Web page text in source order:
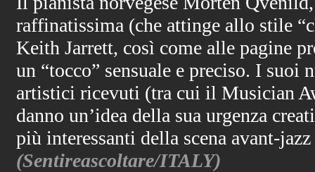
raffinatissima (che attinge allo stile
Keith Jarrett, così come alle pagine
un “tocco” sensuale e preciso. I
artistici ricevuti (tra cui il Musician
danno un’idea della sua urgenza
più interessanti della scena avant-
(Sentireascoltare/ITALY)